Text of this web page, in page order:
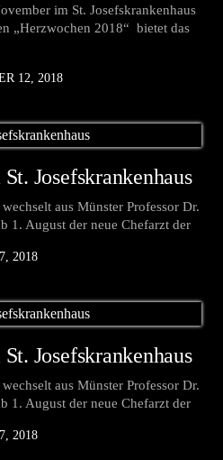
im St. Josefskrankenhaus
„Herzwochen 2018“ bietet das
12, 2018
Josefskrankenhaus
aus Münster Professor Dr.
1. August der neue Chefarzt der
2018
Josefskrankenhaus
aus Münster Professor Dr.
1. August der neue Chefarzt der
2018